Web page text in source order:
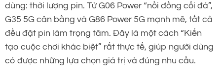
dùng: thời lượng pin. Từ G06 Power “nồi đồng cối đá”,
G35 5G cân bằng và G86 Power 5G mạnh mẽ, tất cả
đều đặt pin làm trọng tâm. Đây là một cách “Kiến
tạo cuộc chơi khác biệt” rất thực tế, giúp người dùng
có được những lựa chọn giá trị và đúng nhu cầu.